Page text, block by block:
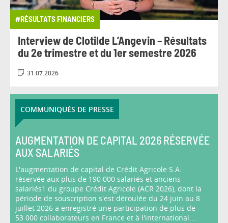
#RÉSULTATS FINANCIERS
Interview de Clotilde L’Angevin – Résultats
du 2e trimestre et du 1er semestre 2026
31.07.2026
COMMUNIQUÉS DE PRESSE
AUGMENTATION DE CAPITAL 2026 RÉSERVÉE
AUX SALARIÉS
L'augmentation de capital de Crédit Agricole S.A.
réservée aux plus de 190 000 salariés et anciens
salariés1 du groupe Crédit Agricole (ACR 2026), dont la
période de souscription s'est déroulée du 24 juin au 8
juillet 2026 a enregistré une participation de plus de
53 000 collaborateurs en France et à l'international....